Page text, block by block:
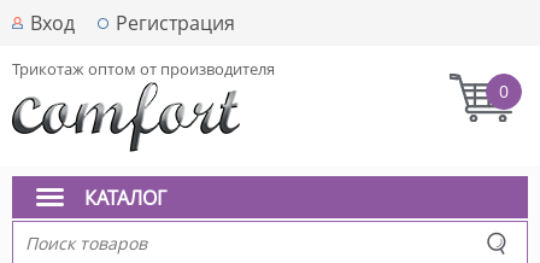
Вход Регистрация
Трикотаж оптом от производителя
0
КАТАЛОГ